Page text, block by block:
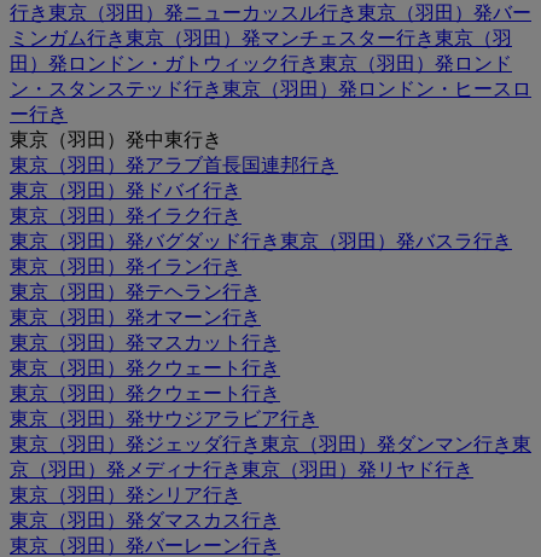
行き東京（羽田）発ニューカッスル行き東京（羽田）発バー
ミンガム行き東京（羽田）発マンチェスター行き東京（羽
田）発ロンドン・ガトウィック行き東京（羽田）発ロンド
ン・スタンステッド行き東京（羽田）発ロンドン・ヒースロ
ー行き
東京（羽田）発中東行き
東京（羽田）発アラブ首長国連邦行き
東京（羽田）発ドバイ行き
東京（羽田）発イラク行き
東京（羽田）発バグダッド行き東京（羽田）発バスラ行き
東京（羽田）発イラン行き
東京（羽田）発テヘラン行き
東京（羽田）発オマーン行き
東京（羽田）発マスカット行き
東京（羽田）発クウェート行き
東京（羽田）発クウェート行き
東京（羽田）発サウジアラビア行き
東京（羽田）発ジェッダ行き東京（羽田）発ダンマン行き東
京（羽田）発メディナ行き東京（羽田）発リヤド行き
東京（羽田）発シリア行き
東京（羽田）発ダマスカス行き
東京（羽田）発バーレーン行き